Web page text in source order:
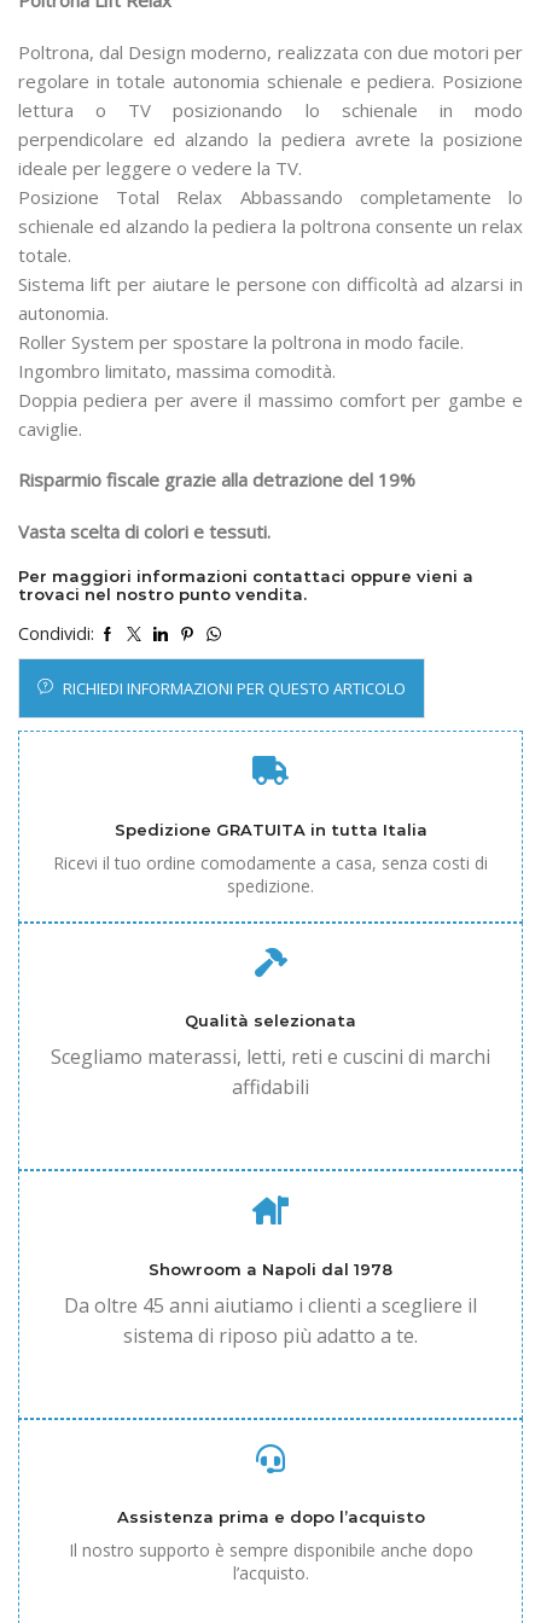
Poltrona, dal Design moderno, realizzata con due motori per
regolare in totale autonomia schienale e pediera. Posizione
lettura o TV posizionando lo schienale in modo
perpendicolare ed alzando la pediera avrete la posizione
ideale per leggere o vedere la TV.
Posizione Total Relax Abbassando completamente lo
schienale ed alzando la pediera la poltrona consente un relax
totale.
Sistema lift per aiutare le persone con difficoltà ad alzarsi in
autonomia.
Roller System per spostare la poltrona in modo facile.
Ingombro limitato, massima comodità.
Doppia pediera per avere il massimo comfort per gambe e
caviglie.
Risparmio fiscale grazie alla detrazione del 19%
Vasta scelta di colori e tessuti.
Per maggiori informazioni contattaci oppure vieni a
trovaci nel nostro punto vendita.
Condividi:
RICHIEDI INFORMAZIONI PER QUESTO ARTICOLO
Spedizione GRATUITA in tutta Italia
Ricevi il tuo ordine comodamente a casa, senza costi di
spedizione.
Qualità selezionata
Scegliamo materassi, letti, reti e cuscini di marchi
affidabili
Showroom a Napoli dal 1978
Da oltre 45 anni aiutiamo i clienti a scegliere il
sistema di riposo più adatto a te.
Assistenza prima e dopo l’acquisto
Il nostro supporto è sempre disponibile anche dopo
l’acquisto.